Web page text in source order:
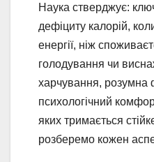
Наука стверджує:
дефіциту калорій,
енергії, ніж
голодування чи
харчування, розумна
психологічний
яких тримається
розберемо кожен